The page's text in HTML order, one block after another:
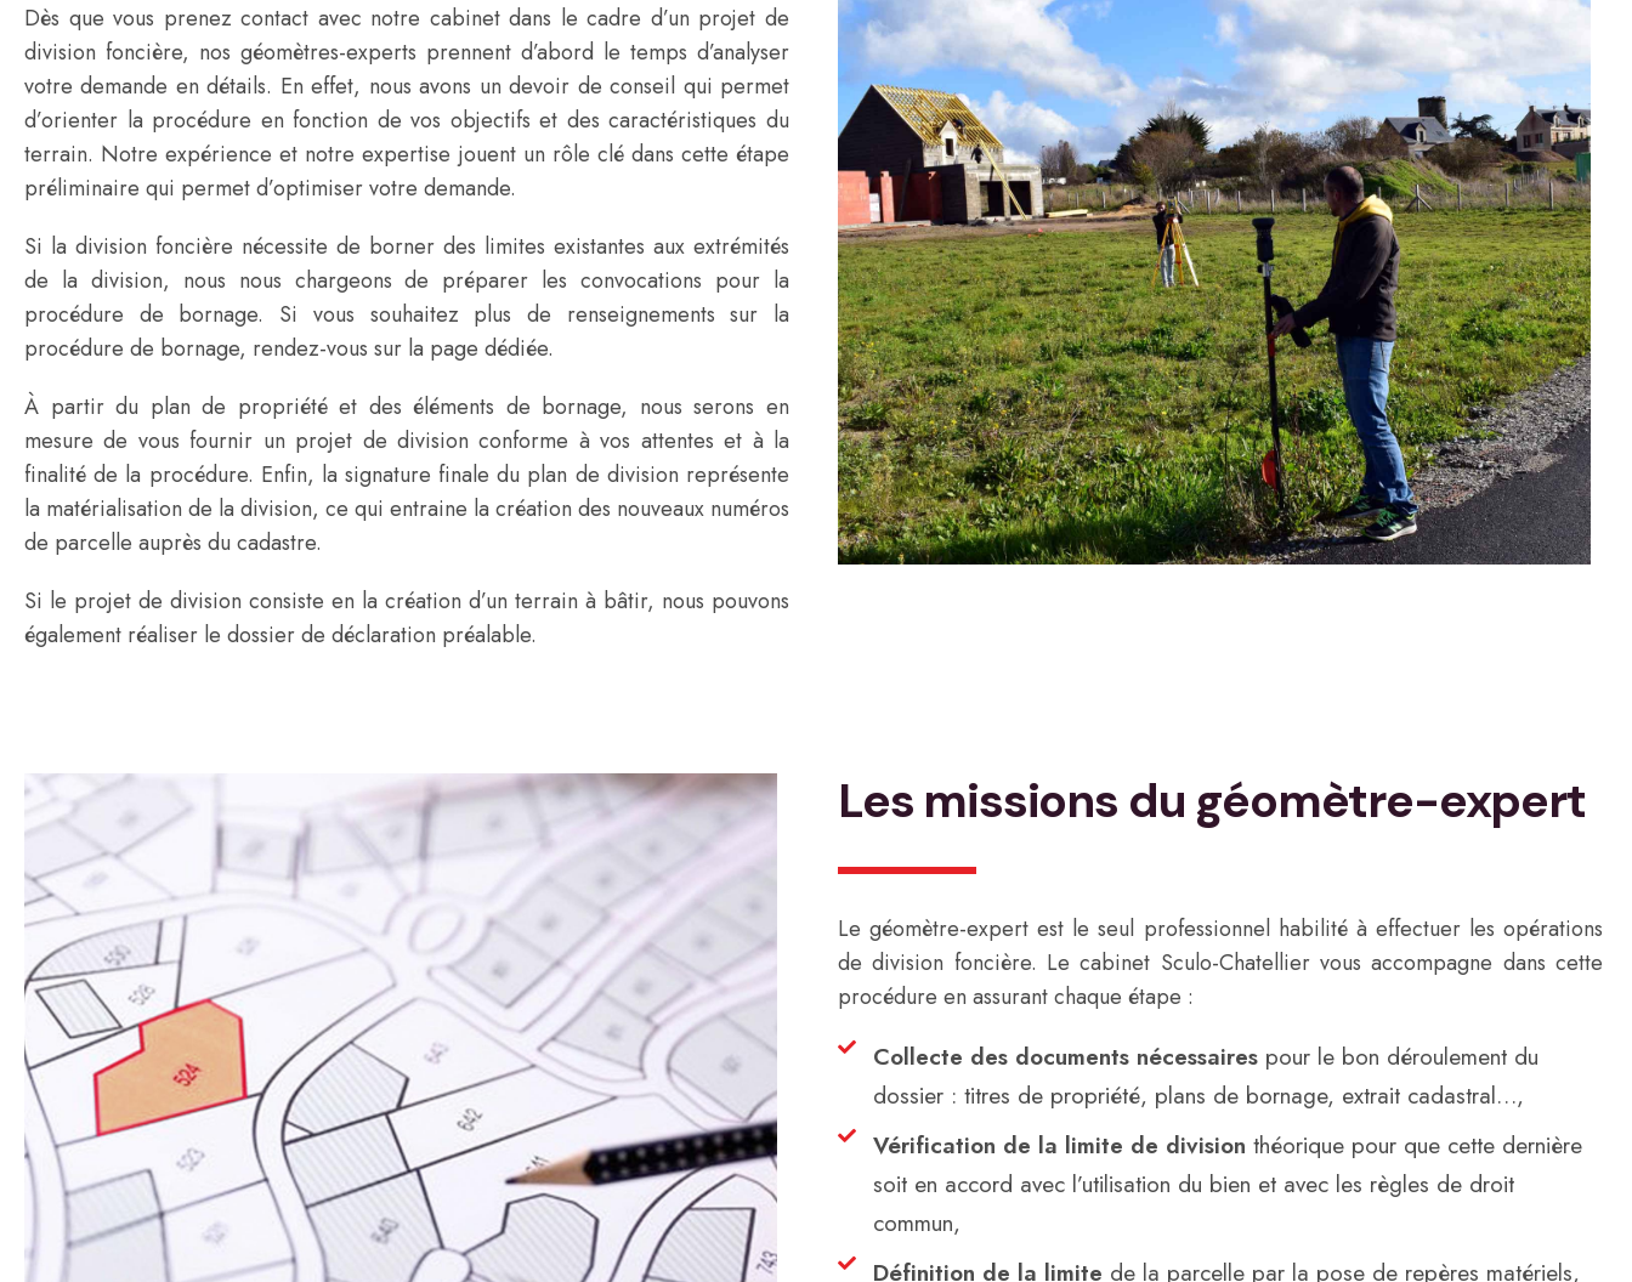
Dès que vous prenez contact avec notre cabinet dans le cadre d’un projet de
division foncière, nos géomètres-experts prennent d’abord le temps d’analyser
votre demande en détails. En effet, nous avons un devoir de conseil qui permet
d’orienter la procédure en fonction de vos objectifs et des caractéristiques du
terrain. Notre expérience et notre expertise jouent un rôle clé dans cette étape
préliminaire qui permet d’optimiser votre demande.
Si la division foncière nécessite de borner des limites existantes aux extrémités
de la division, nous nous chargeons de préparer les convocations pour la
procédure de bornage. Si vous souhaitez plus de renseignements sur la
procédure de bornage, rendez-vous sur la page dédiée.
À partir du plan de propriété et des éléments de bornage, nous serons en
mesure de vous fournir un projet de division conforme à vos attentes et à la
finalité de la procédure. Enfin, la signature finale du plan de division représente
la matérialisation de la division, ce qui entraine la création des nouveaux numéros
de parcelle auprès du cadastre.
Si le projet de division consiste en la création d’un terrain à bâtir, nous pouvons
également réaliser le dossier de déclaration préalable.
Les missions du géomètre-expert
Le géomètre-expert est le seul professionnel habilité à effectuer les opérations
de division foncière. Le cabinet Sculo-Chatellier vous accompagne dans cette
procédure en assurant chaque étape :
Collecte des documents nécessairespour le bon déroulement du
dossier : titres de propriété, plans de bornage, extrait cadastral…,
Vérification de la limite de division théorique pour que cette dernière
soit en accord avec l’utilisation du bien et avec les règles de droit
commun,
Définition de la limite de la parcelle par la pose de repères matériels,